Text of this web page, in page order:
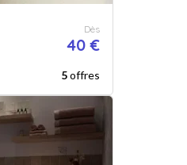
Dès
40 €
5offres